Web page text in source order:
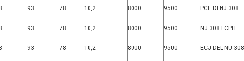
93 78 10,2 8000 9500 PCE DI NJ 308
93 78 10,2 8000 9500 NJ 308 ECPH
93 78 10,2 8000 9500 ECJ DEL NU 308